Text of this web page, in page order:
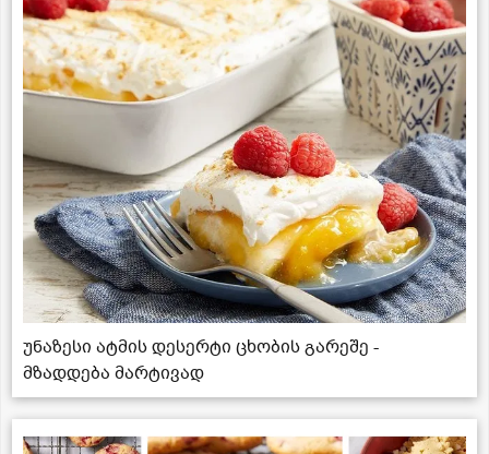
უნაზესი ატმის დესერტი ცხობის გარეშე -
მზადდება მარტივად